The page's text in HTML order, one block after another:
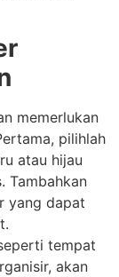
memerlukan
pilihlah
atau hijau
Tambahkan
yang dapat
tempat
akan